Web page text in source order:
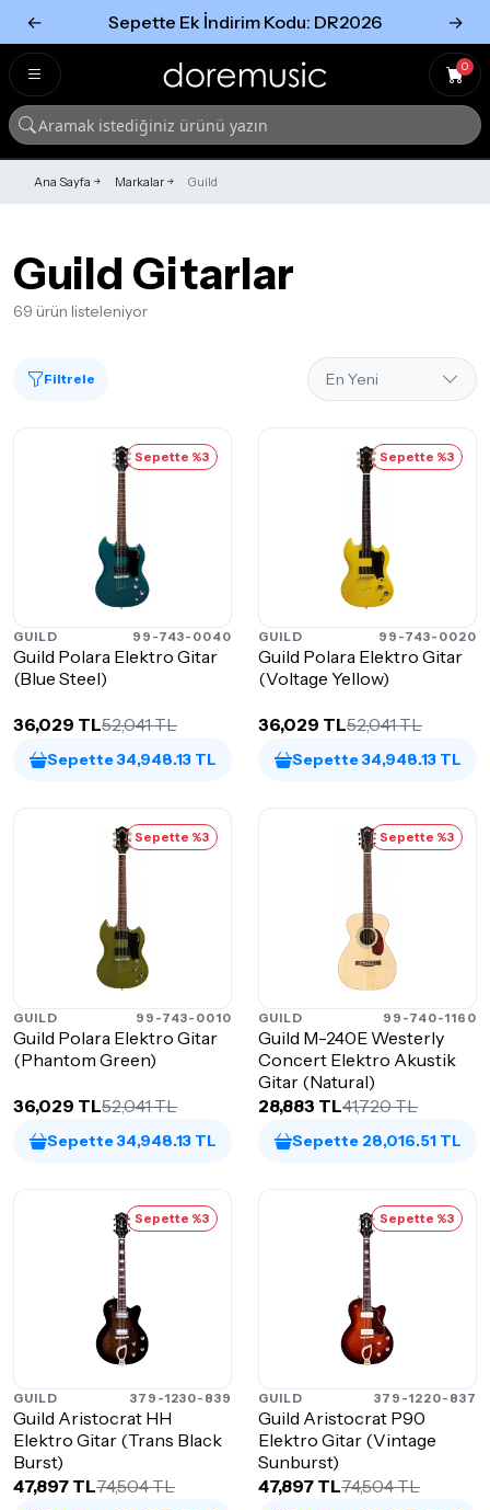
← Sepette Ek İndirim Kodu: DR2026 →
0
Ana Sayfa Markalar Guild
Guild Gitarlar
69 ürün listeleniyor
Filtrele
Sepette %3
GUILD 99-743-0040
Guild Polara Elektro Gitar
(Blue Steel)
36,029 TL52,041 TL
Sepette 34,948.13 TL
Sepette %3
GUILD 99-743-0020
Guild Polara Elektro Gitar
(Voltage Yellow)
36,029 TL52,041 TL
Sepette 34,948.13 TL
Sepette %3
GUILD 99-743-0010
Guild Polara Elektro Gitar
(Phantom Green)
36,029 TL52,041 TL
Sepette 34,948.13 TL
Sepette %3
GUILD 99-740-1160
Guild M-240E Westerly
Concert Elektro Akustik
Gitar (Natural)
28,883 TL41,720 TL
Sepette 28,016.51 TL
Sepette %3
GUILD 379-1230-839
Guild Aristocrat HH
Elektro Gitar (Trans Black
Burst)
47,897 TL74,504 TL
Sepette %3
GUILD 379-1220-837
Guild Aristocrat P90
Elektro Gitar (Vintage
Sunburst)
47,897 TL74,504 TL
Tümünü Gör
Tümünü gör